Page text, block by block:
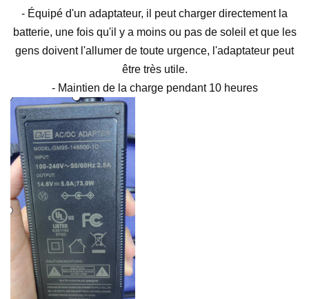
- Équipé d'un adaptateur, il peut charger directement la
batterie, une fois qu'il y a moins ou pas de soleil et que les
gens doivent l'allumer de toute urgence, l'adaptateur peut
être très utile.
- Maintien de la charge pendant 10 heures